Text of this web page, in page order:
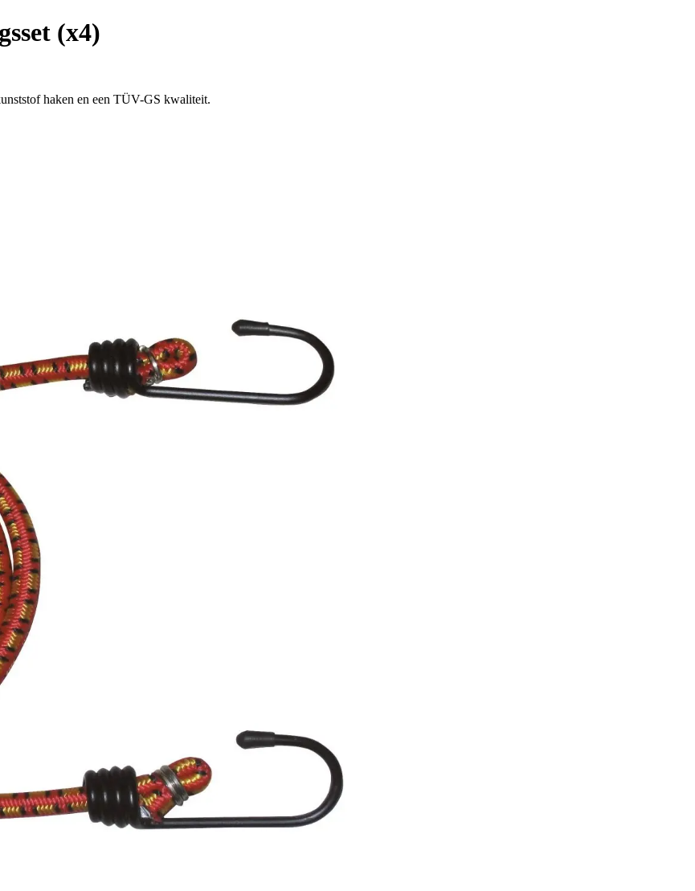
(x4)
haken en een TÜV-GS kwaliteit.